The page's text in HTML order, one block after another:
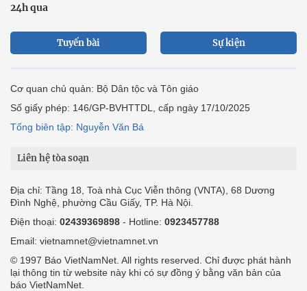
24h qua
Tuyến bài Sự kiện
Cơ quan chủ quản: Bộ Dân tộc và Tôn giáo
Số giấy phép: 146/GP-BVHTTDL, cấp ngày 17/10/2025
Tổng biên tập: Nguyễn Văn Bá
Liên hệ tòa soạn
Địa chỉ: Tầng 18, Toà nhà Cục Viễn thông (VNTA), 68 Dương
Đình Nghệ, phường Cầu Giấy, TP. Hà Nội.
Điện thoại: 02439369898 - Hotline: 0923457788
Email: vietnamnet@vietnamnet.vn
© 1997 Báo VietNamNet. All rights reserved. Chỉ được phát hành
lại thông tin từ website này khi có sự đồng ý bằng văn bản của
báo VietNamNet.